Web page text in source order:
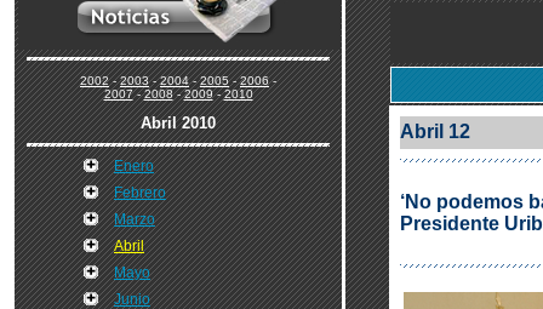
2002-2003-2004-2005-2006-
2007-2008-2009-2010
Abril 2010
Enero
Febrero
Marzo
Abril
Mayo
Junio
Abril 12
‘No podemos
Presidente